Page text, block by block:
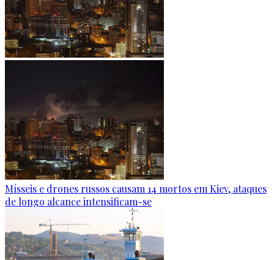
Mísseis e drones russos causam 14 mortos em Kiev, ataques
de longo alcance intensificam-se